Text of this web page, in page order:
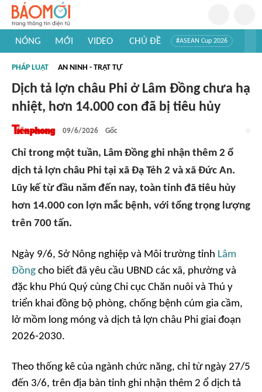
NÓNG MỚI VIDEO CHỦ ĐỀ #ASEAN Cup 2026
#Khám phá thế giới
PHÁP LUẬT AN NINH - TRẬT TỰ
Dịch tả lợn châu Phi ở Lâm Đồng chưa hạ
nhiệt, hơn 14.000 con đã bị tiêu hủy
09/6/2026 Gốc
Chỉ trong một tuần, Lâm Đồng ghi nhận thêm 2 ổ
dịch tả lợn châu Phi tại xã Đạ Tẻh 2 và xã Đức An.
Lũy kế từ đầu năm đến nay, toàn tỉnh đã tiêu hủy
hơn 14.000 con lợn mắc bệnh, với tổng trọng lượng
trên 700 tấn.
Ngày 9/6, Sở Nông nghiệp và Môi trường tỉnh Lâm
Đồng cho biết đã yêu cầu UBND các xã, phường và
đặc khu Phú Quý cùng Chi cục Chăn nuôi và Thú y
triển khai đồng bộ phòng, chống bệnh cúm gia cầm,
lở mồm long móng và dịch tả lợn châu Phi giai đoạn
2026-2030.
Theo thống kê của ngành chức năng, chỉ từ ngày 27/5
đến 3/6, trên địa bàn tỉnh ghi nhận thêm 2 ổ dịch tả